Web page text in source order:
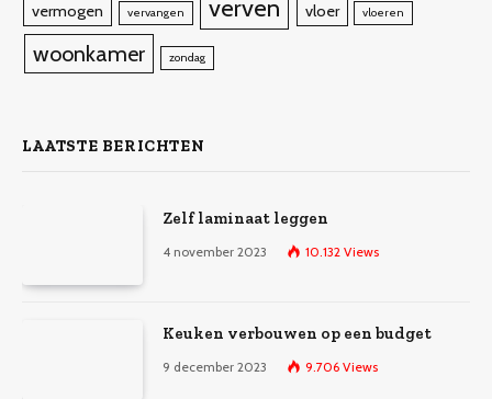
vermogen vervangen verven vloer vloeren
woonkamer zondag
LAATSTE BERICHTEN
Zelf laminaat leggen
4 november 2023 10.132 Views
Keuken verbouwen op een budget
9 december 2023 9.706 Views